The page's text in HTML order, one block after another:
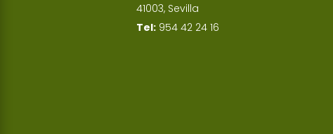
41003, Sevilla
Tel: 954 42 24 16